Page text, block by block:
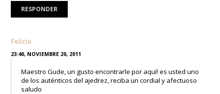
RESPONDER
Felicia
23:40, NOVIEMBRE 20, 2011
Maestro Gude, un gusto encontrarle por aquí! es usted uno
de los auténticos del ajedrez, reciba un cordial y afectuoso
saludo